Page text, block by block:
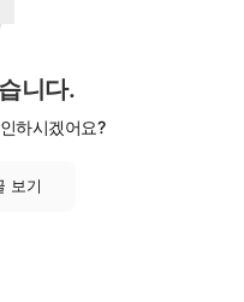
니다.
하시겠어요?
보기